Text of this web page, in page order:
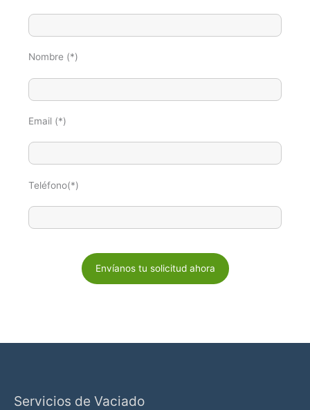
Nombre (*)
Email (*)
Teléfono(*)
v
,
Servicios de Vaciado